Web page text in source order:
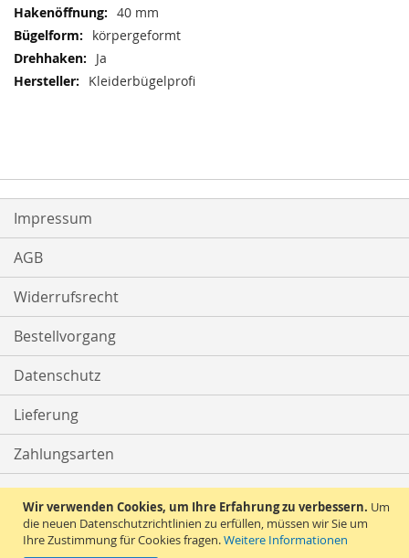
Wir verwenden Cookies, um Ihre Erfahrung zu verbessern. Um
die neuen Datenschutzrichtlinien zu erfüllen, müssen wir Sie um
Ihre Zustimmung für Cookies fragen.Weitere Informationen
40 mm
körpergeformt
Ja
Kleiderbügelprofi
Impressum
AGB
Widerrufsrecht
Bestellvorgang
Datenschutz
Lieferung
Zahlungsarten
Kontakt
Vertrag widerrufen